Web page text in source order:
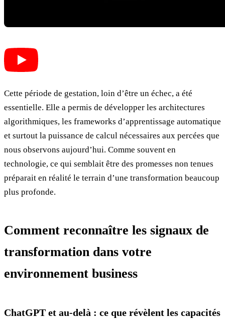
Cette période de gestation, loin d’être un échec, a été
essentielle. Elle a permis de développer les architectures
algorithmiques, les frameworks d’apprentissage automatique
et surtout la puissance de calcul nécessaires aux percées que
nous observons aujourd’hui. Comme souvent en
technologie, ce qui semblait être des promesses non tenues
préparait en réalité le terrain d’une transformation beaucoup
plus profonde.
Comment reconnaître les signaux de
transformation dans votre
environnement business
ChatGPT et au-delà : ce que révèlent les capacités